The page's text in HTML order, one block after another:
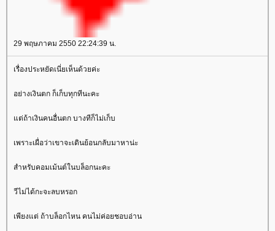
29 พฤษภาคม 2550 22:24:39 น.
เรื่องประหยัดเนี่ยเห็นด้วยค่ะ
อย่างเงินตก ก็เก็บทุกทีนะคะ
ต่ถ้าเงินคนอื่นตก บางทีก็ไม่เก็บ
เพราะเผื่อว่าเขาจะเดินย้อนกลับมาหาน่ะ
สำหรับคอมเม้นต์ในบล็อกนะคะ
วีไม่ได้กะจะลบหรอก
เพียงแต่ ถ้าบล็อกไหน คนไม่ค่อยชอบอ่าน